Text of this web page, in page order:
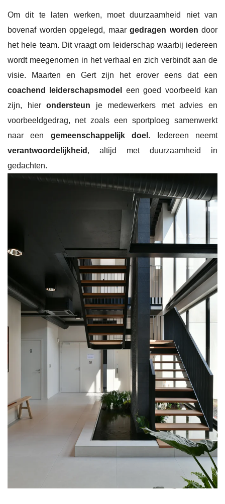
Om dit te laten werken, moet duurzaamheid niet van
bovenaf worden opgelegd, maar gedragen worden door
het hele team. Dit vraagt om leiderschap waarbij iedereen
wordt meegenomen in het verhaal en zich verbindt aan de
visie. Maarten en Gert zijn het erover eens dat een
coachend leiderschapsmodel
een goed voorbeeld kan
zijn, hierondersteun je medewerkers met advies en
voorbeeldgedrag, net zoals een sportploeg samenwerkt
naar een gemeenschappelijk doel . Iedereen neemt
verantwoordelijkheid , altijd met duurzaamheid in
gedachten.